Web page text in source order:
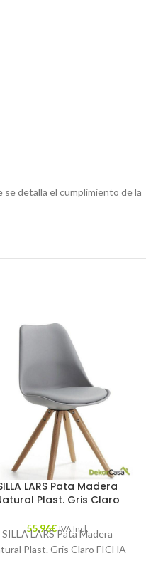
detalla el cumplimiento de la
LARS Pata Madera
Plast. Gris Claro
55,96€ IVA Incl.
SILLA LARS Pata Madera
Plast. Gris Claro FICHA